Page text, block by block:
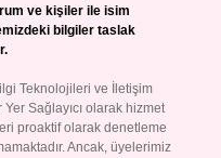
ve kişiler ile isim
bilgiler taslak
Teknolojileri ve İletişim
Sağlayıcı olarak hizmet
proaktif olarak denetleme
Ancak, üyelerimiz